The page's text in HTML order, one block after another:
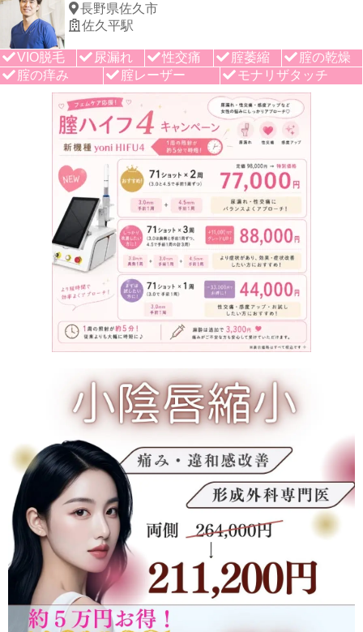
長野県佐久市
佐久平駅
VIO脱毛 尿漏れ 性交痛 腟萎縮
腟の乾燥
腟の痒み
腟レーザー モナリザタッチ